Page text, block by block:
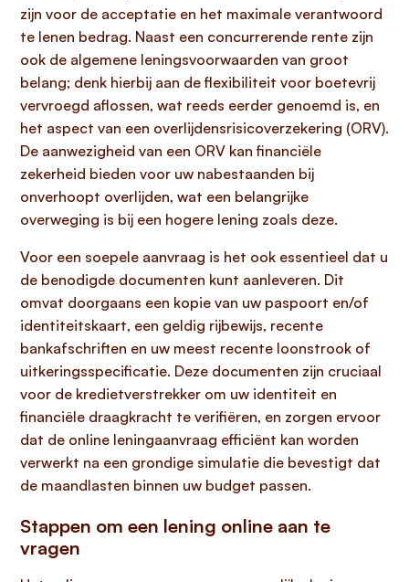
zijn voor de acceptatie en het maximale verantwoord
te lenen bedrag. Naast een concurrerende rente zijn
ook de algemene leningsvoorwaarden van groot
belang; denk hierbij aan de flexibiliteit voor boetevrij
vervroegd aflossen, wat reeds eerder genoemd is, en
het aspect van een overlijdensrisicoverzekering (ORV).
De aanwezigheid van een ORV kan financiële
zekerheid bieden voor uw nabestaanden bij
onverhoopt overlijden, wat een belangrijke
overweging is bij een hogere lening zoals deze.
Voor een soepele aanvraag is het ook essentieel dat u
de benodigde documenten kunt aanleveren. Dit
omvat doorgaans een kopie van uw paspoort en/of
identiteitskaart, een geldig rijbewijs, recente
bankafschriften en uw meest recente loonstrook of
uitkeringsspecificatie. Deze documenten zijn cruciaal
voor de kredietverstrekker om uw identiteit en
financiële draagkracht te verifiëren, en zorgen ervoor
dat de online leningaanvraag efficiënt kan worden
verwerkt na een grondige simulatie die bevestigt dat
de maandlasten binnen uw budget passen.
Stappen om een lening online aan te
vragen